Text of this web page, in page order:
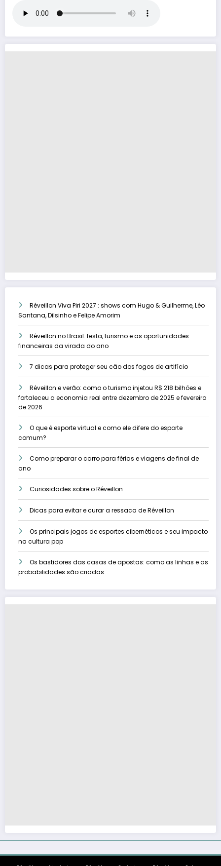
Réveillon Viva Piri 2027 : shows com Hugo & Guilherme, Léo
Santana, Dilsinho e Felipe Amorim
Réveillon no Brasil: festa, turismo e as oportunidades
financeiras da virada do ano
7 dicas para proteger seu cão dos fogos de artifício
Réveillon e verão: como o turismo injetou R$ 218 bilhões e
fortaleceu a economia real entre dezembro de 2025 e fevereiro
de 2026
O que é esporte virtual e como ele difere do esporte
comum?
Como preparar o carro para férias e viagens de final de
ano
Curiosidades sobre o Réveillon
Dicas para evitar e curar a ressaca de Réveillon
Os principais jogos de esportes cibernéticos e seu impacto
na cultura pop
Os bastidores das casas de apostas: como as linhas e as
probabilidades são criadas